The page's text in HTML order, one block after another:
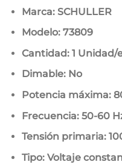
Marca: SCHULLER
Modelo: 73809
Cantidad: 1 Unidad/
Dimable: No
Potencia máxima:
Frecuencia: 50-60
Tensión primaria:
Tipo: Voltaje